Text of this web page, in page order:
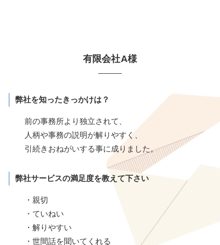
有限会社A様
弊社を知ったきっかけは？
前の事務所より独立されて、
人柄や事務の説明が解りやすく、
引続きおねがいする事に成りました。
弊社サービスの満足度を教えて下さい
・親切
・ていねい
・解りやすい
・世間話を聞いてくれる